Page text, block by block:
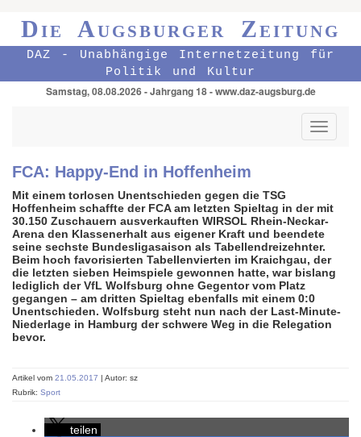
Die Augsburger Zeitung
DAZ - Unabhängige Internetzeitung für
Politik und Kultur
Samstag, 08.08.2026 - Jahrgang 18 - www.daz-augsburg.de
Toggle
FCA: Happy-End in Hoffenheim
Mit einem torlosen Unentschieden gegen die TSG
Hoffenheim schaffte der FCA am letzten Spieltag in der mit
30.150 Zuschauern ausverkauften WIRSOL Rhein-Neckar-
Arena den Klassenerhalt aus eigener Kraft und beendete
seine sechste Bundesligasaison als Tabellendreizehnter.
Beim hoch favorisierten Tabellenvierten im Kraichgau, der
die letzten sieben Heimspiele gewonnen hatte, war bislang
lediglich der VfL Wolfsburg ohne Gegentor vom Platz
gegangen – am dritten Spieltag ebenfalls mit einem 0:0
Unentschieden. Wolfsburg steht nun nach der Last-Minute-
Niederlage in Hamburg der schwere Weg in die Relegation
bevor.
Artikel vom 21.05.2017 | Autor: sz
Rubrik: Sport
teilen